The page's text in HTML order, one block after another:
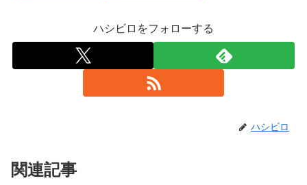
ハシビロをフォローする
ハシビロ
関連記事